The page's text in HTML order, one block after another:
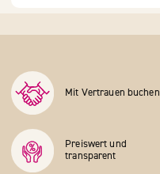
Mit Vertrauen buchen
Preiswert und
transparent